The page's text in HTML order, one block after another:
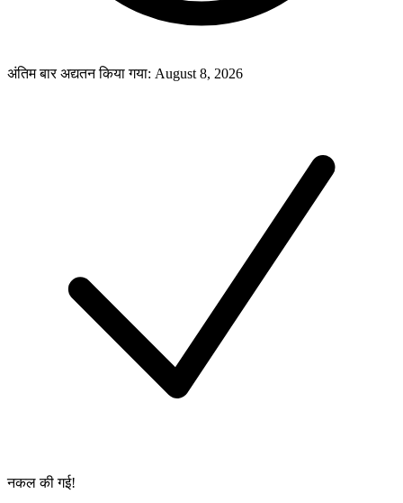
अंतिम बार अद्यतन किया गया: August 8, 2026
नकल की गई!